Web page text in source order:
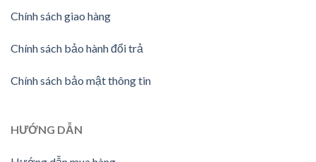
Chính sách giao hàng
Chính sách bảo hành đổi trả
Chính sách bảo mật thông tin
HƯỚNG DẪN